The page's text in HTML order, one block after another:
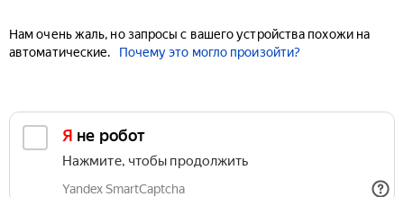
Нам очень жаль, но запросы с вашего устройства похожи на
автоматические.
Почему это могло произойти?
Я не робот
Нажмите, чтобы продолжить
Yandex SmartCaptcha